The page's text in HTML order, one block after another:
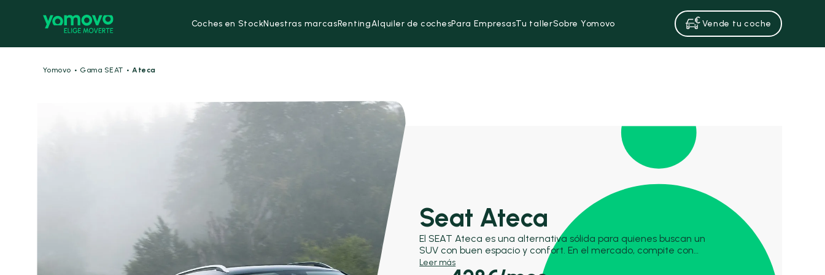
Coches en StockNuestras marcasRentingAlquiler de cochesPara EmpresasTu tallerSobre Yomovo Vende tu coche
Yomovo · Gama SEAT · Ateca
Seat Ateca
El SEAT Ateca es una alternativa sólida para quienes buscan un
SUV con buen espacio y confort. En el mercado, compite con
modelos como el Hyundai Tucson y el Kia Sportage. Dentro de la
Leer más